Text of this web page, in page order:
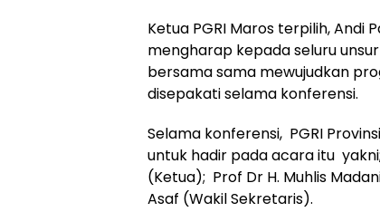
Ketua PGRI Maros terpilih, Andi
mengharap kepada seluru
bersama sama mewujudkan
disepakati selama konferensi.
Selama konferensi, PGRI
untuk hadir pada acara itu
(Ketua); Prof Dr H. Muhlis
Asaf (Wakil Sekretaris).